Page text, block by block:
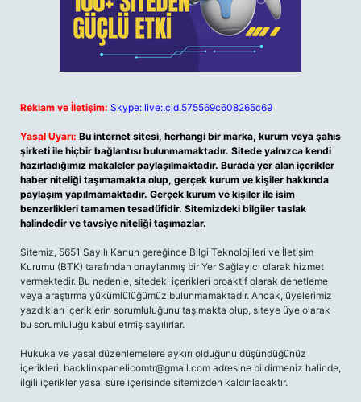
Reklam ve İletişim: Skype: live:.cid.575569c608265c69
Yasal Uyarı: Bu internet sitesi, herhangi bir marka, kurum veya şahıs
şirketi ile hiçbir bağlantısı bulunmamaktadır. Sitede yalnızca kendi
hazırladığımız makaleler paylaşılmaktadır. Burada yer alan içerikler
haber niteliği taşımamakta olup, gerçek kurum ve kişiler hakkında
paylaşım yapılmamaktadır. Gerçek kurum ve kişiler ile isim
benzerlikleri tamamen tesadüfidir. Sitemizdeki bilgiler taslak
halindedir ve tavsiye niteliği taşımazlar.
Sitemiz, 5651 Sayılı Kanun gereğince Bilgi Teknolojileri ve İletişim
Kurumu (BTK) tarafından onaylanmış bir Yer Sağlayıcı olarak hizmet
vermektedir. Bu nedenle, sitedeki içerikleri proaktif olarak denetleme
veya araştırma yükümlülüğümüz bulunmamaktadır. Ancak, üyelerimiz
yazdıkları içeriklerin sorumluluğunu taşımakta olup, siteye üye olarak
bu sorumluluğu kabul etmiş sayılırlar.
Hukuka ve yasal düzenlemelere aykırı olduğunu düşündüğünüz
içerikleri, backlinkpanelicomtr@gmail.com adresine bildirmeniz halinde,
ilgili içerikler yasal süre içerisinde sitemizden kaldırılacaktır.